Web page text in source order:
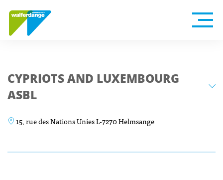
CYPRIOTS AND LUXEMBOURG
ASBL
15, rue des Nations Unies L-7270 Helmsange